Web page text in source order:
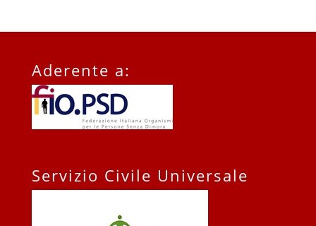
Aderente a:
Servizio Civile Universale